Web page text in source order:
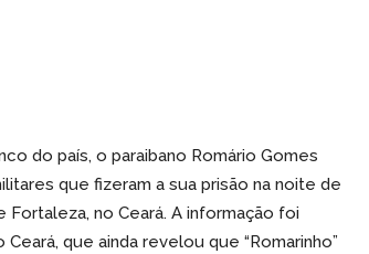
do país, o paraibano Romário Gomes
que fizeram a sua prisão na noite de
no Ceará. A informação foi
que ainda revelou que “Romarinho”